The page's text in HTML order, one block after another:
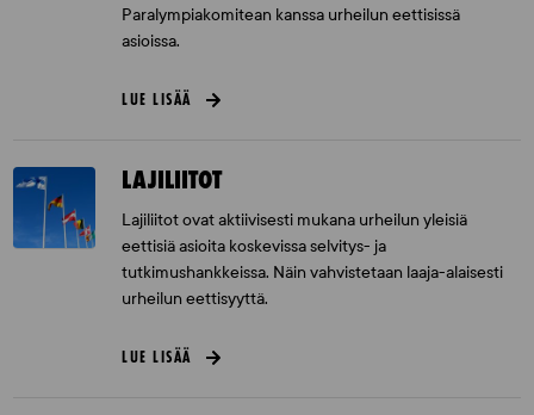
Paralympiakomitean kanssa urheilun eettisissä
asioissa.
LUE LISÄÄ
LAJILIITOT
Lajiliitot ovat aktiivisesti mukana urheilun yleisiä
eettisiä asioita koskevissa selvitys- ja
tutkimushankkeissa. Näin vahvistetaan laaja-alaisesti
urheilun eettisyyttä.
LUE LISÄÄ